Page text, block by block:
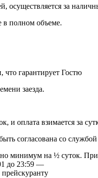
осуществляется за
в полном объеме.
что гарантирует Гостю
заезда.
и оплата взимается за
согласована со
минимум на ½ суток.
до 23:59 —